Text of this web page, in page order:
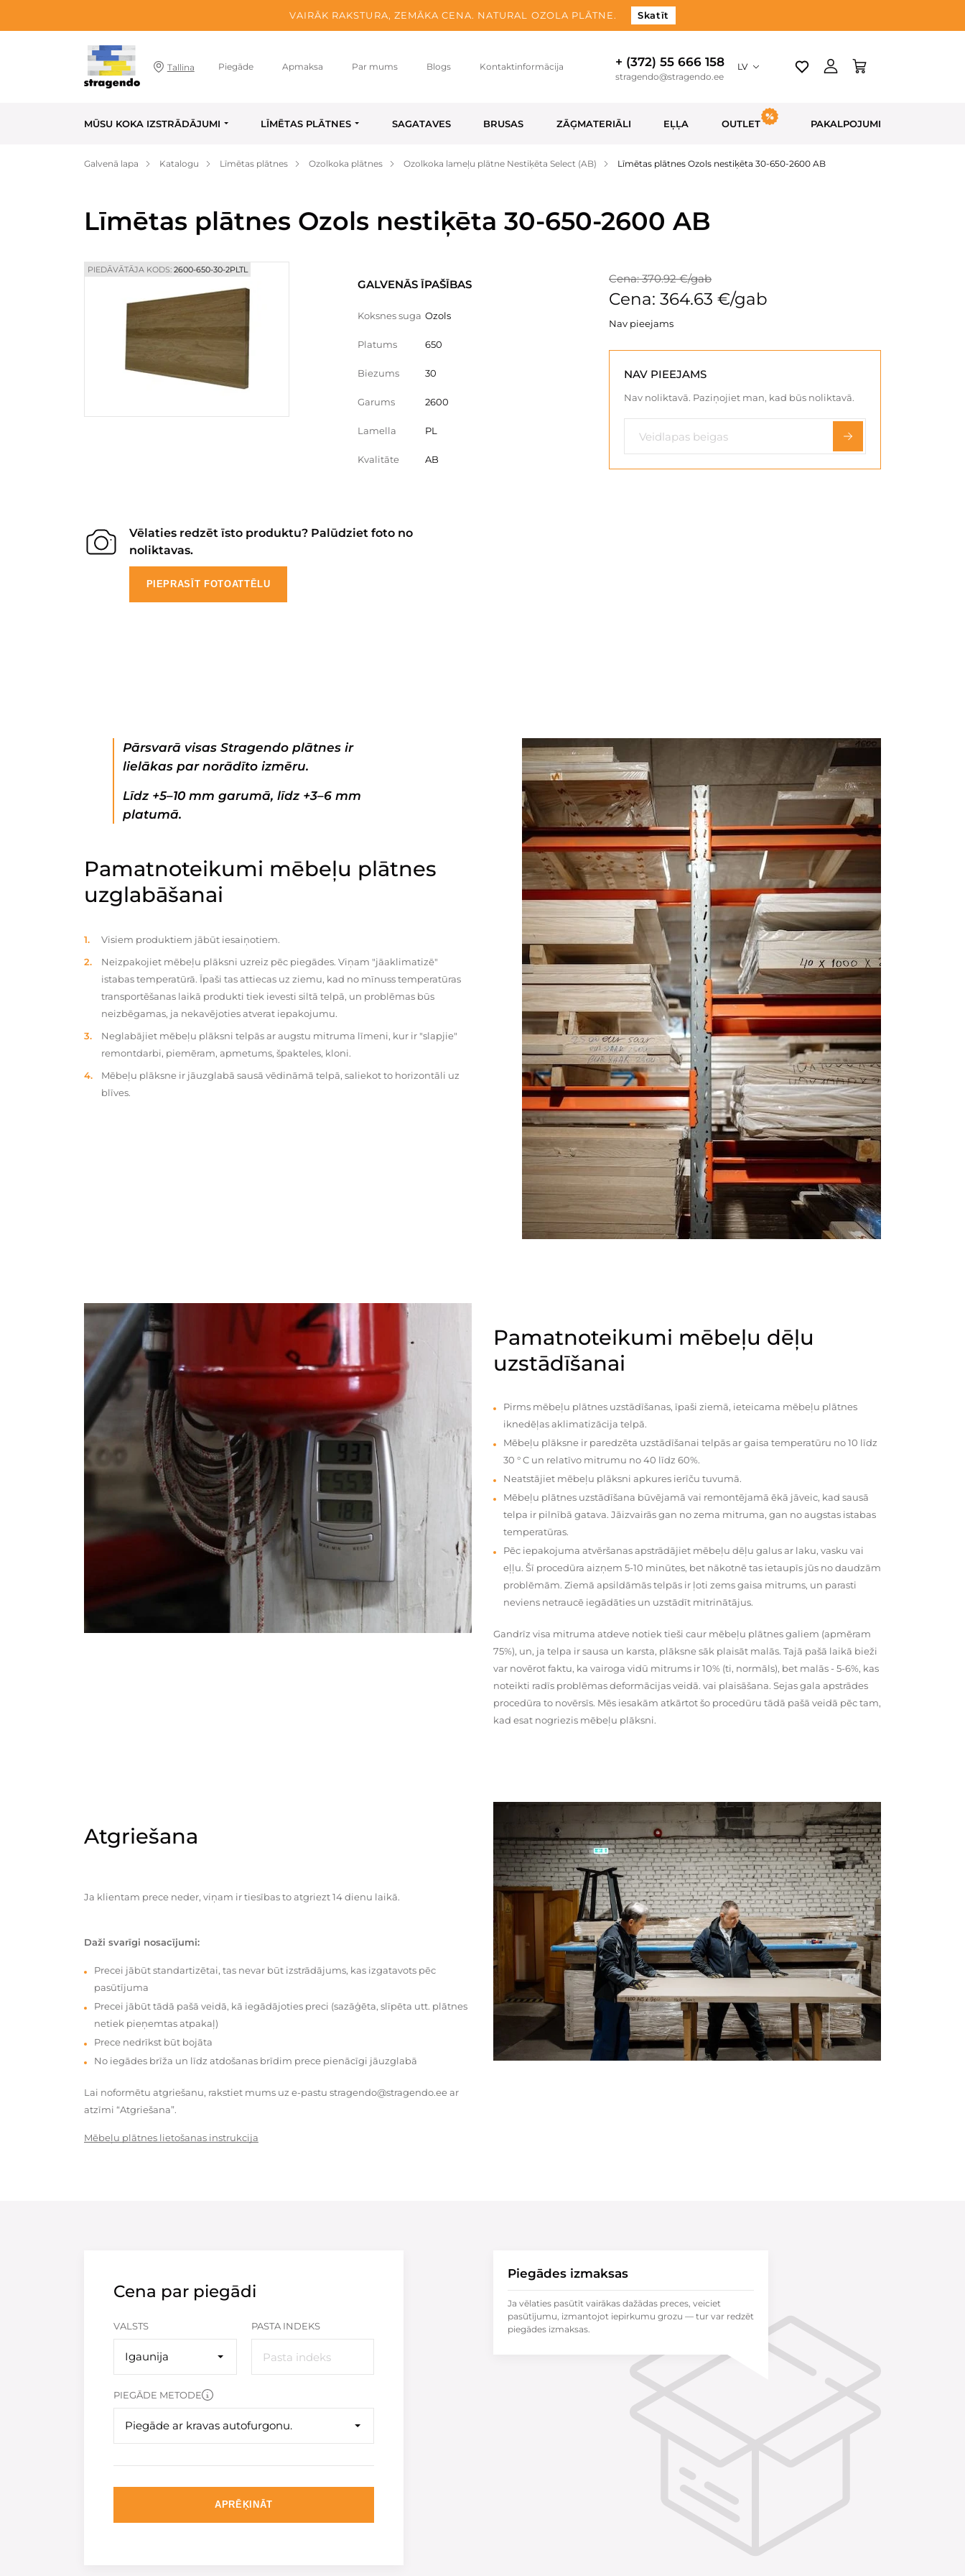
VAIRĀK RAKSTURA, ZEMĀKA CENA. NATURAL OZOLA PLĀTNE. Skatīt
Tallina Piegāde Apmaksa Par mums Blogs Kontaktinformācija + (372) 55 666 158
stragendo@stragendo.ee
LV
MŪSU KOKA IZSTRĀDĀJUMI LĪMĒTAS PLĀTNES SAGATAVES BRUSAS ZĀĢMATERIĀLI EĻĻA OUTLET PAKALPOJUMI
Galvenā lapa Katalogu Līmētas plātnes Ozolkoka plātnes Ozolkoka lameļu plātne Nestiķēta Select (AB) Līmētas plātnes Ozols nestiķēta 30-650-2600 AB
Līmētas plātnes Ozols nestiķēta 30-650-2600 AB
PIEDĀVĀTĀJA KODS: 2600-650-30-2PLTL
GALVENĀS ĪPAŠĪBAS
Koksnes suga Ozols
Platums 650
Biezums 30
Garums 2600
Lamella PL
Kvalitāte AB
Cena: 370.92 €/gab
Cena: 364.63 €/gab
Nav pieejams
NAV PIEEJAMS
Nav noliktavā. Paziņojiet man, kad būs noliktavā.
Vēlaties redzēt īsto produktu? Palūdziet foto no
noliktavas.
PIEPRASĪT FOTOATTĒLU
Pārsvarā visas Stragendo plātnes ir
lielākas par norādīto izmēru.
Līdz +5–10 mm garumā, līdz +3–6 mm
platumā.
Pamatnoteikumi mēbeļu plātnes
uzglabāšanai
Visiem produktiem jābūt iesaiņotiem.
Neizpakojiet mēbeļu plāksni uzreiz pēc piegādes. Viņam "jāaklimatizē"
istabas temperatūrā. Īpaši tas attiecas uz ziemu, kad no mīnuss temperatūras
transportēšanas laikā produkti tiek ievesti siltā telpā, un problēmas būs
neizbēgamas, ja nekavējoties atverat iepakojumu.
Neglabājiet mēbeļu plāksni telpās ar augstu mitruma līmeni, kur ir "slapjie"
remontdarbi, piemēram, apmetums, špakteles, kloni.
Mēbeļu plāksne ir jāuzglabā sausā vēdināmā telpā, saliekot to horizontāli uz
blīves.
Pamatnoteikumi mēbeļu dēļu
uzstādīšanai
Pirms mēbeļu plātnes uzstādīšanas, īpaši ziemā, ieteicama mēbeļu plātnes
iknedēļas aklimatizācija telpā.
Mēbeļu plāksne ir paredzēta uzstādīšanai telpās ar gaisa temperatūru no 10 līdz
30 ° C un relatīvo mitrumu no 40 līdz 60%.
Neatstājiet mēbeļu plāksni apkures ierīču tuvumā.
Mēbeļu plātnes uzstādīšana būvējamā vai remontējamā ēkā jāveic, kad sausā
telpa ir pilnībā gatava. Jāizvairās gan no zema mitruma, gan no augstas istabas
temperatūras.
Pēc iepakojuma atvēršanas apstrādājiet mēbeļu dēļu galus ar laku, vasku vai
eļļu. Šī procedūra aizņem 5-10 minūtes, bet nākotnē tas ietaupīs jūs no daudzām
problēmām. Ziemā apsildāmās telpās ir ļoti zems gaisa mitrums, un parasti
neviens netraucē iegādāties un uzstādīt mitrinātājus.
Gandrīz visa mitruma atdeve notiek tieši caur mēbeļu plātnes galiem (apmēram
75%), un, ja telpa ir sausa un karsta, plāksne sāk plaisāt malās. Tajā pašā laikā bieži
var novērot faktu, ka vairoga vidū mitrums ir 10% (ti, normāls), bet malās - 5-6%, kas
noteikti radīs problēmas deformācijas veidā. vai plaisāšana. Sejas gala apstrādes
procedūra to novērsīs. Mēs iesakām atkārtot šo procedūru tādā pašā veidā pēc tam,
kad esat nogriezis mēbeļu plāksni.
Atgriešana
Ja klientam prece neder, viņam ir tiesības to atgriezt 14 dienu laikā.
Daži svarīgi nosacījumi:
Precei jābūt standartizētai, tas nevar būt izstrādājums, kas izgatavots pēc
pasūtījuma
Precei jābūt tādā pašā veidā, kā iegādājoties preci (sazāģēta, slīpēta utt. plātnes
netiek pieņemtas atpakaļ)
Prece nedrīkst būt bojāta
No iegādes brīža un līdz atdošanas brīdim prece pienācīgi jāuzglabā
Lai noformētu atgriešanu, rakstiet mums uz e-pastu stragendo@stragendo.ee ar
atzīmi “Atgriešana”.
Mēbeļu plātnes lietošanas instrukcija
Cena par piegādi
VALSTS
Igaunija
PASTA INDEKS
PIEGĀDE METODE
Piegāde ar kravas autofurgonu.
APRĒĶINĀT
Piegādes izmaksas
Ja vēlaties pasūtīt vairākas dažādas preces, veiciet
pasūtījumu, izmantojot iepirkumu grozu — tur var redzēt
piegādes izmaksas.